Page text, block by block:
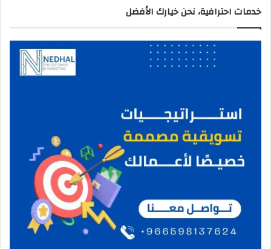
خدمات احترافية، نحن خيارك الأفضل